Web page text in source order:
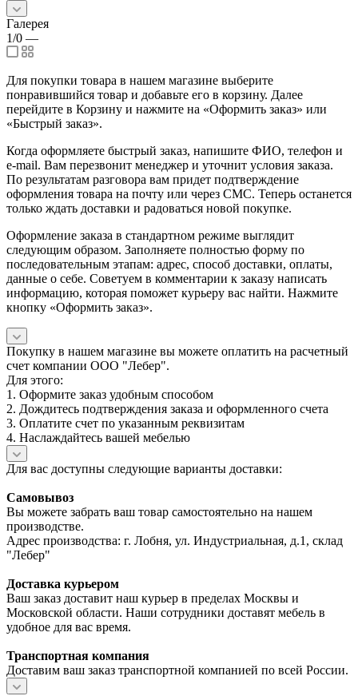
Галерея
1/0 —
Для покупки товара в нашем магазине выберите
понравившийся товар и добавьте его в корзину. Далее
перейдите в Корзину и нажмите на «Оформить заказ» или
«Быстрый заказ».
Когда оформляете быстрый заказ, напишите ФИО, телефон и
e-mail. Вам перезвонит менеджер и уточнит условия заказа.
По результатам разговора вам придет подтверждение
оформления товара на почту или через СМС. Теперь останется
только ждать доставки и радоваться новой покупке.
Оформление заказа в стандартном режиме выглядит
следующим образом. Заполняете полностью форму по
последовательным этапам: адрес, способ доставки, оплаты,
данные о себе. Советуем в комментарии к заказу написать
информацию, которая поможет курьеру вас найти. Нажмите
кнопку «Оформить заказ».
Покупку в нашем магазине вы можете оплатить на расчетный
счет компании ООО "Лебер".
Для этого:
1. Оформите заказ удобным способом
2. Дождитесь подтверждения заказа и оформленного счета
3. Оплатите счет по указанным реквизитам
4. Наслаждайтесь вашей мебелью
Для вас доступны следующие варианты доставки:
Самовывоз
Вы можете забрать ваш товар самостоятельно на нашем
производстве.
Адрес производства: г. Лобня, ул. Индустриальная, д.1, склад
"Лебер"
Доставка курьером
Ваш заказ доставит наш курьер в пределах Москвы и
Московской области. Наши сотрудники доставят мебель в
удобное для вас время.
Транспортная компания
Доставим ваш заказ транспортной компанией по всей России.